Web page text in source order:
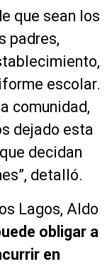
que sean los
padres,
escolar.
comunidad,
dejado esta
decidan
detalló.
Lagos, Aldo
obligar a
en